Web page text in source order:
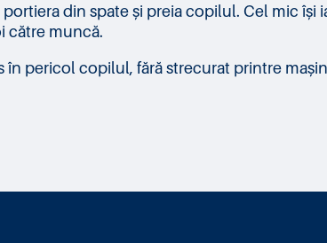
din spate și preia copilul. Cel mic își
către muncă.
pericol copilul, fără strecurat printre